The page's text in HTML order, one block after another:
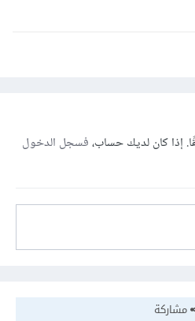
إذا كان لديك حساب،فسجل الدخول
مشاركة